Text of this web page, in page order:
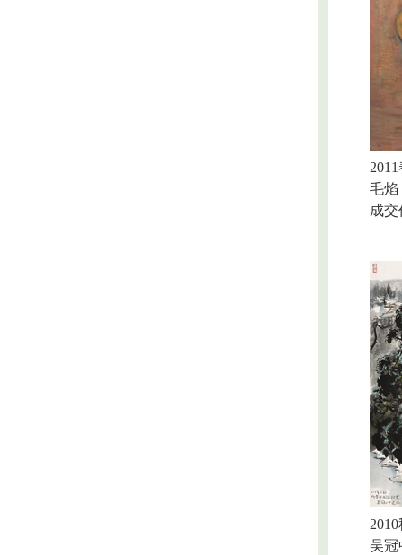
毛焰
成交
吴冠